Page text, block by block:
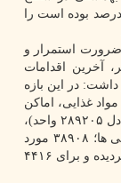
آنها از ۱۸ تا ۲۵ فروردین ماه ۱۴۰۰، بین ۶۶ تا ۷۶ درصد بوده است را
ضرورت استمرار و
آخرین اقدامات
داشت: در این بازه
مواد غذایی، اماکن
عمومی و واحدهای کارگاهی، بیش از ۸ درصد (معادل ۲۸۹۲۰۵ واحد)،
مورد بازرسی واقع شده اند و در نتیجه این بازرسی ها؛ ۳۸۹۰۸ مورد
منجر به دادن تذکر و یا معرفی به مراجع قضایی گردیده و برای ۴۴۱۶